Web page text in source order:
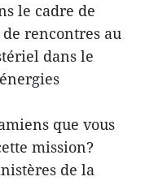
le cadre de
rencontres au
dans le
que vous
mission?
de la